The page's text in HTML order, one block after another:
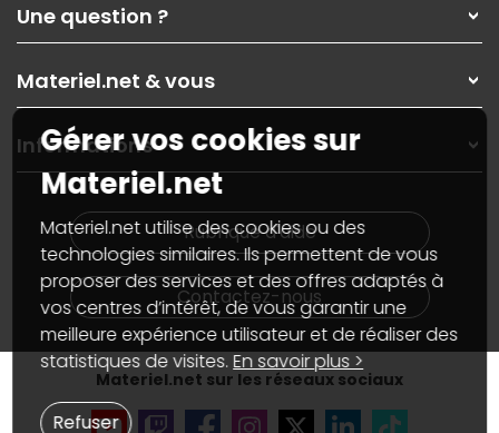
Nos services
Les magasins Materiel.net
Nos solutions pour les pros
Contactez-nous
Une question ?
Paiement, livraison
Garanties,Pack Zen
SAV, demander un retour
Informations
Guides d'achats et tutoriels
Materiel.net & vous
On répare votre PC portable
On rachète votre carte graphique
PC sur mesure : Votre RDV personnalisé
Notre démarche écologique
Materiel.net recrute
Notre programme d'affiliation
Partenariat & Sponsoring
Informations
Plan du site
Nos marques
Conditions générales de vente
Marketplace
Informations légales
Données personnellesetcookies
Gérer vos cookies
Accessibilité : non conforme
Rubrique d'aide
Contactez-nous
Materiel.net sur les réseaux sociaux
Gérer vos cookies sur
Materiel.net
Materiel.net utilise des cookies ou des
technologies similaires. Ils permettent de vous
proposer des services et des offres adaptés à
vos centres d’intérêt, de vous garantir une
meilleure expérience utilisateur et de réaliser des
statistiques de visites.En savoir plus >
Refuser